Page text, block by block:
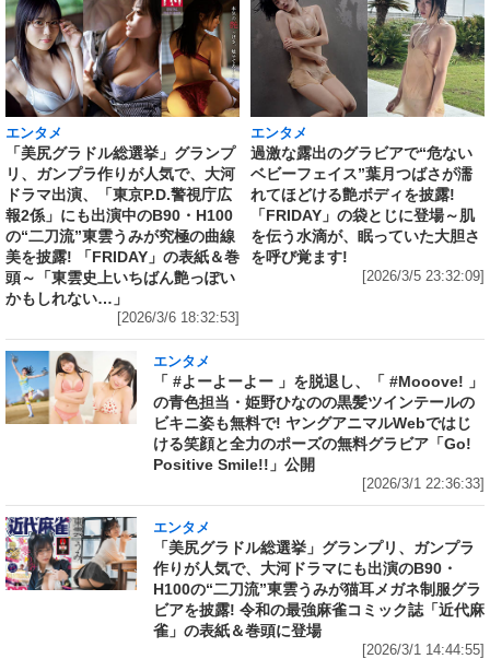
エンタメ
「美尻グラドル総選挙」グランプ
リ、ガンプラ作りが人気で、大河
ドラマ出演、「東京P.D.警視庁広
報2係」にも出演中のB90・H100
の“二刀流”東雲うみが究極の曲線
美を披露! 「FRIDAY」の表紙＆巻
頭～「東雲史上いちばん艶っぽい
かもしれない…」
[2026/3/6 18:32:53]
エンタメ
過激な露出のグラビアで“危ない
ベビーフェイス”葉月つばさが濡
れてほどける艶ボディを披露!
「FRIDAY」の袋とじに登場～肌
を伝う水滴が、眠っていた大胆さ
を呼び覚ます!
[2026/3/5 23:32:09]
エンタメ
「 #よーよーよー 」を脱退し、「 #Mooove! 」
の青色担当・姫野ひなのの黒髪ツインテールの
ビキニ姿も無料で! ヤングアニマルWebではじ
ける笑顔と全力のポーズの無料グラビア「Go!
Positive Smile!!」公開
[2026/3/1 22:36:33]
エンタメ
「美尻グラドル総選挙」グランプリ、ガンプラ
作りが人気で、大河ドラマにも出演のB90・
H100の“二刀流”東雲うみが猫耳メガネ制服グラ
ビアを披露! 令和の最強麻雀コミック誌「近代麻
雀」の表紙＆巻頭に登場
[2026/3/1 14:44:55]